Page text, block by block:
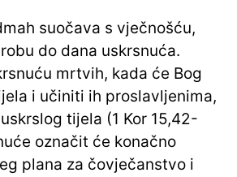
suočava s vječnošću,
do dana uskrsnuća.
mrtvih, kada će Bog
i učiniti ih proslavljenima,
tijela (1 Kor 15,42-
označit će konačno
plana za čovječanstvo i